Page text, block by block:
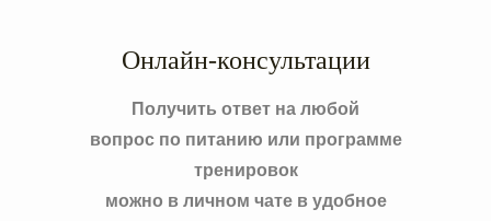
Онлайн-консультации
Получить ответ на любой
вопрос по питанию или программе
тренировок
можно в личном чате в удобное